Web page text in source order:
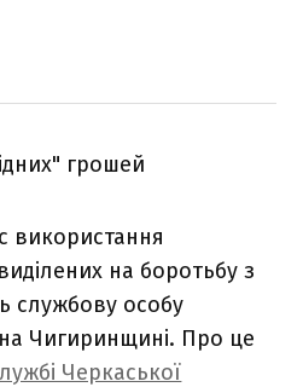
використання
на боротьбу з
службову особу
Чигиринщині. Про це
Черкаської